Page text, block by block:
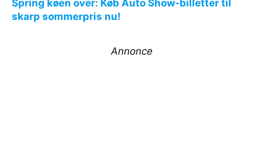
Spring køen over: Køb Auto Show-billetter til
skarp sommerpris nu!
Annonce